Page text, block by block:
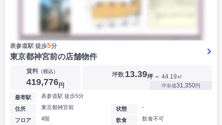
表参道駅 徒歩5分
東京都神宮前の店舗物件
賃料（税込）
419,776円
坪数 13.39坪 ＝ 44.19㎡
坪単価31,350円
最寄駅 表参道駅 徒歩5分
住所 東京都神宮前
フロア 4階
状態 -
飲食 飲食不可